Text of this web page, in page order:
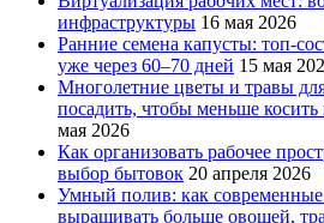
инфраструктуры 16 мая 2026
Ранние семена капусты:
уже через 60–70 дней 15 мая
Многолетние цветы и травы
посадить, чтобы меньше
мая 2026
Как организовать рабочее
выбор бытовок 20 апреля 2026
Умный полив: как
выращивать больше овощей,